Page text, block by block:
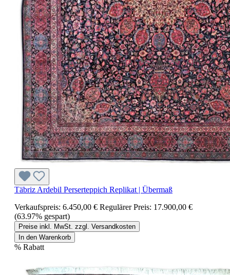
Täbriz Ardebil Perserteppich Replikat | Übermaß
Verkaufspreis: 6.450,00 € Regulärer Preis: 17.900,00 €
(63.97% gespart)
Preise inkl. MwSt. zzgl. Versandkosten
In den Warenkorb
% Rabatt